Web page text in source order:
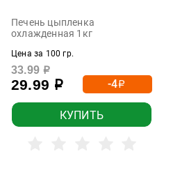
Печень цыпленка
охлажденная 1кг
Цена за 100 гр.
33.99 р
29.99 р -4р
КУПИТЬ